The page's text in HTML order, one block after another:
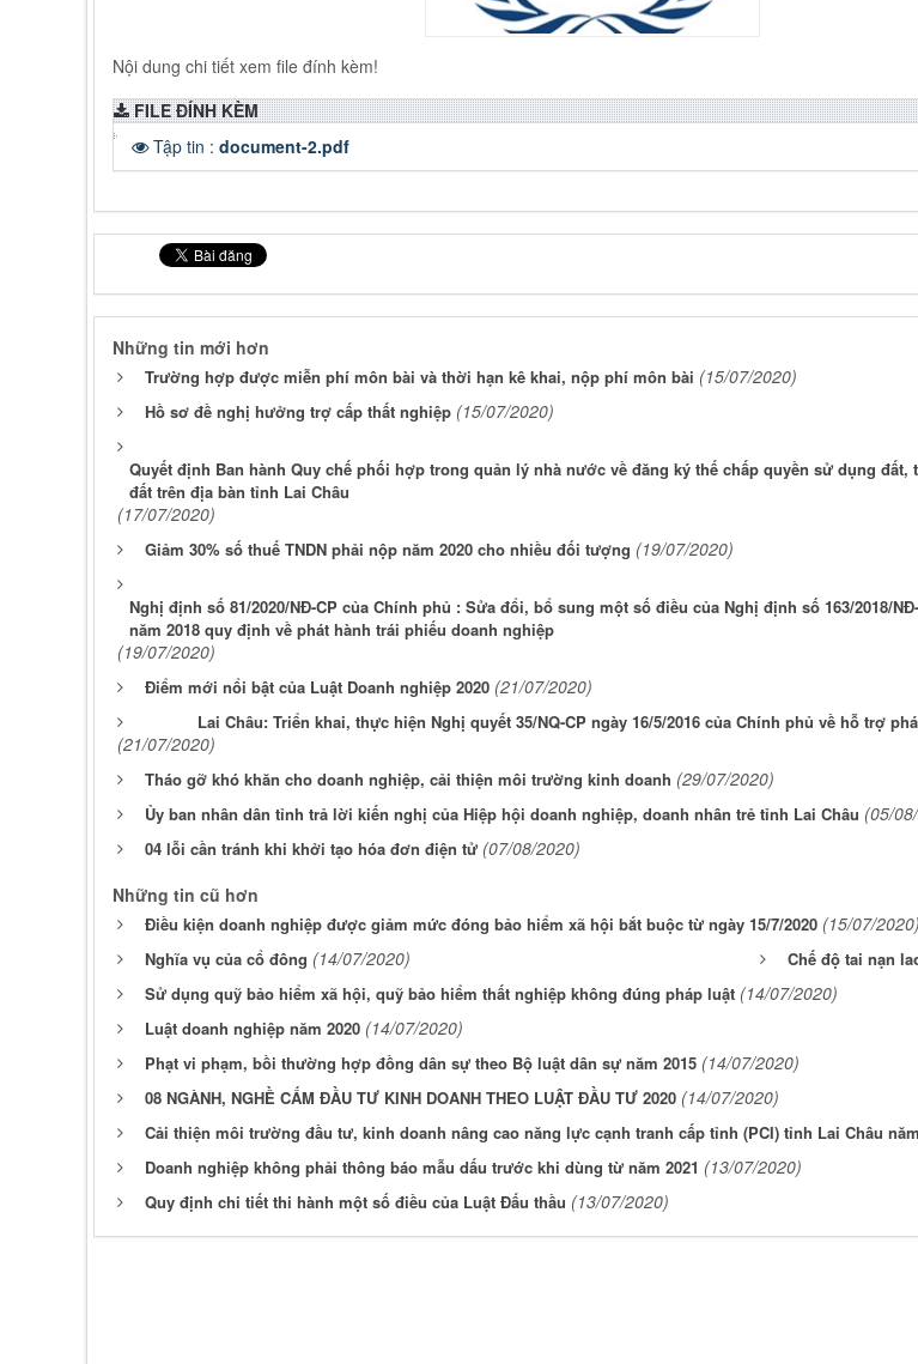
Nội dung chi tiết xem file đính kèm!
FILE ĐÍNH KÈM
Tập tin : document-2.pdf
Những tin mới hơn
Trường hợp được miễn phí môn bài và thời hạn kê khai, nộp phí môn bài (15/07/2020)
Hồ sơ đề nghị hưởng trợ cấp thất nghiệp (15/07/2020)
Quyết định Ban hành Quy chế phối hợp trong quản lý nhà nước về đăng ký thế chấp quyền sử dụng đất,
đất trên địa bàn tỉnh Lai Châu
(17/07/2020)
Giảm 30% số thuế TNDN phải nộp năm 2020 cho nhiều đối tượng (19/07/2020)
Nghị định số 81/2020/NĐ-CP của Chính phủ : Sửa đổi, bổ sung một số điều của Nghị định số 163/2018/
năm 2018 quy định về phát hành trái phiếu doanh nghiệp
(19/07/2020)
Điểm mới nổi bật của Luật Doanh nghiệp 2020 (21/07/2020)
Lai Châu: Triển khai, thực hiện Nghị quyết 35/NQ-CP ngày 16/5/2016 của Chính phủ về hỗ trợ
(21/07/2020)
Tháo gỡ khó khăn cho doanh nghiệp, cải thiện môi trường kinh doanh (29/07/2020)
Ủy ban nhân dân tỉnh trả lời kiến nghị của Hiệp hội doanh nghiệp, doanh nhân trẻ tỉnh Lai Châu (05/
04 lỗi cần tránh khi khởi tạo hóa đơn điện tử (07/08/2020)
Những tin cũ hơn
Điều kiện doanh nghiệp được giảm mức đóng bảo hiểm xã hội bắt buộc từ ngày 15/7/2020 (15/07/2020)
Nghĩa vụ của cổ đông (14/07/2020) Chế độ tai nạn
Sử dụng quỹ bảo hiểm xã hội, quỹ bảo hiểm thất nghiệp không đúng pháp luật (14/07/2020)
Luật doanh nghiệp năm 2020 (14/07/2020)
Phạt vi phạm, bồi thường hợp đồng dân sự theo Bộ luật dân sự năm 2015 (14/07/2020)
08 NGÀNH, NGHỀ CẤM ĐẦU TƯ KINH DOANH THEO LUẬT ĐẦU TƯ 2020 (14/07/2020)
Cải thiện môi trường đầu tư, kinh doanh nâng cao năng lực cạnh tranh cấp tỉnh (PCI) tỉnh Lai Châu
Doanh nghiệp không phải thông báo mẫu dấu trước khi dùng từ năm 2021 (13/07/2020)
Quy định chi tiết thi hành một số điều của Luật Đấu thầu (13/07/2020)